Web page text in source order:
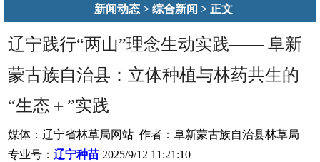
新闻动态 > 综合新闻 > 正文
辽宁践行“两山”理念生动实践—— 阜新
蒙古族自治县：立体种植与林药共生的
“生态＋”实践
媒体：辽宁省林草局网站 作者：阜新蒙古族自治县林草局
专业号： 辽宁种苗 2025/9/12 11:21:10